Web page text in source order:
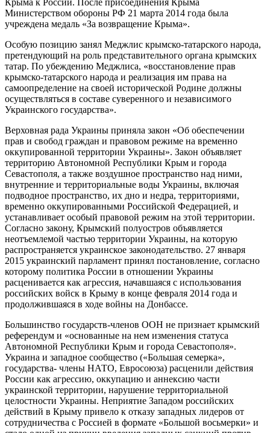
Министерством обороны РФ 21 марта 2014 года была
учреждена медаль «За возвращение Крыма».
Особую позицию занял Меджлис крымско-татарского народа,
претендующий на роль представительного органа крымских
татар. По убеждению Меджлиса, «восстановление прав
крымско-татарского народа и реализация им права на
самоопределение на своей исторической Родине должны
осуществляться в составе суверенного и независимого
Украинского государства».
Верховная рада Украины приняла закон «Об обеспечении
прав и свобод граждан и правовом режиме на временно
оккупированной территории Украины». Закон объявляет
территорию Автономной Республики Крым и города
Севастополя, а также воздушное пространство над ними,
внутренние и территориальные воды Украины, включая
подводное пространство, их дно и недра, территориями,
временно оккупированными Российской Федерацией, и
устанавливает особый правовой режим на этой территории.
Согласно закону, Крымский полуостров объявляется
неотъемлемой частью территории Украины, на которую
распространяется украинское законодательство. 27 января
2015 украинский парламент принял постановление, согласно
которому политика России в отношении Украины
расценивается как агрессия, начавшаяся с использования
российских войск в Крыму в конце февраля 2014 года и
продолжившаяся в ходе войны на Донбассе.
Большинство государств-членов ООН не признает крымский
референдум и «основанные на нем изменения статуса
Автономной Республики Крым и города Севастополя».
Украина и западное сообщество («Большая семерка»,
государства- члены НАТО, Евросоюза) расценили действия
России как агрессию, оккупацию и аннексию части
украинской территории, нарушение территориальной
целостности Украины. Неприятие Западом российских
действий в Крыму привело к отказу западных лидеров от
сотрудничества с Россией в формате «Большой восьмерки» и